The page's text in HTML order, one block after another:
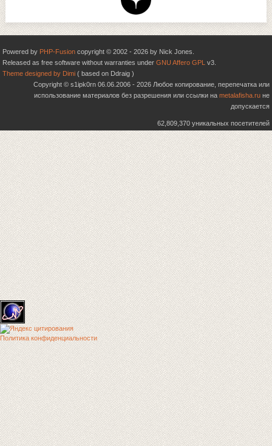
Powered by PHP-Fusion copyright © 2002 - 2026 by Nick Jones.
Released as free software without warranties under GNU Affero GPL v3.
Theme designed by Dimi ( based on Ddraig )
Copyright © s1ipk0rn 06.06.2006 - 2026 Любое копирование, перепечатка или
использование материалов без разрешения или ссылки на metalafisha.ru не
допускается
62,809,370 уникальных посетителей
Политика конфиденциальности